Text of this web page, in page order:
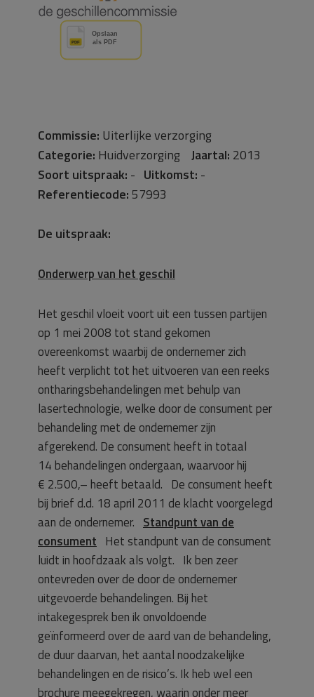
Commissie: Uiterlijke verzorging
Categorie: Huidverzorging Jaartal: 2013
Soort uitspraak: - Uitkomst: -
Referentiecode: 57993
De uitspraak:
Onderwerp van het geschil
Het geschil vloeit voort uit een tussen partijen
op 1 mei 2008 tot stand gekomen
overeenkomst waarbij de ondernemer zich
heeft verplicht tot het uitvoeren van een reeks
ontharingsbehandelingen met behulp van
lasertechnologie, welke door de consument per
behandeling met de ondernemer zijn
afgerekend. De consument heeft in totaal
14 behandelingen ondergaan, waarvoor hij
€ 2.500,– heeft betaald. De consument heeft
bij brief d.d. 18 april 2011 de klacht voorgelegd
aan de ondernemer. Standpunt van de
consument Het standpunt van de consument
luidt in hoofdzaak als volgt. Ik ben zeer
ontevreden over de door de ondernemer
uitgevoerde behandelingen. Bij het
intakegesprek ben ik onvoldoende
geïnformeerd over de aard van de behandeling,
de duur daarvan, het aantal noodzakelijke
behandelingen en de risico’s. Ik heb wel een
brochure meegekregen, waarin onder meer